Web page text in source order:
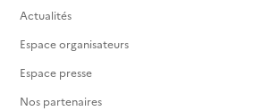
Actualités
Espace organisateurs
Espace presse
Nos partenaires